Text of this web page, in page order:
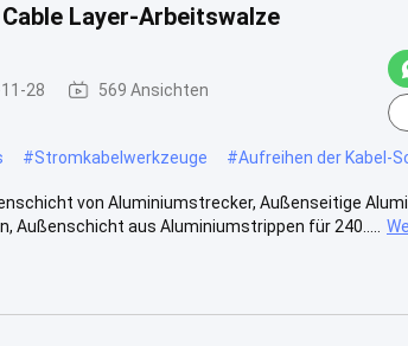
Layer-Arbeitswalze
28 569 Ansichten
#Stromkabelwerkzeuge #Aufreihen der Kabel-
von Aluminiumstrecker, Außenseitige
Außenschicht aus Aluminiumstrippen für 240.....